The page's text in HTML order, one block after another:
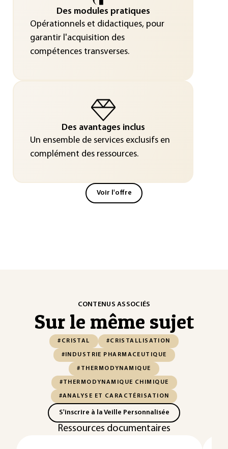
Des modules pratiques
Opérationnels et didactiques, pour
garantir l'acquisition des
compétences transverses.
Des avantages inclus
Un ensemble de services exclusifs en
complément des ressources.
Voir l'offre
CONTENUS ASSOCIÉS
Sur le même sujet
#CRISTAL #CRISTALLISATION
#INDUSTRIE PHARMACEUTIQUE
#THERMODYNAMIQUE
#THERMODYNAMIQUE CHIMIQUE
#ANALYSE ET CARACTÉRISATION
S'inscrire à la Veille Personnalisée
Ressources documentaires